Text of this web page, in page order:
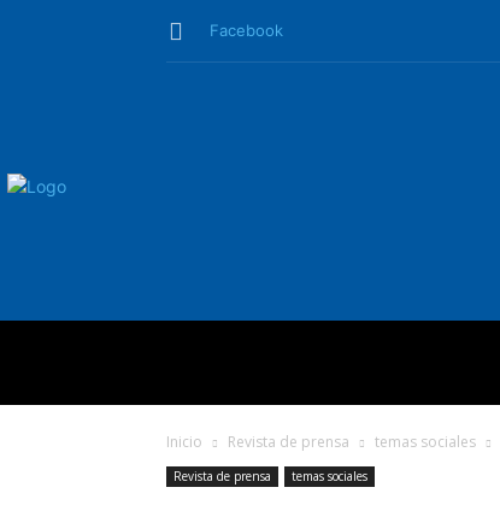
Facebook
Inicio Revista de prensa temas sociales
Revista de prensa temas sociales